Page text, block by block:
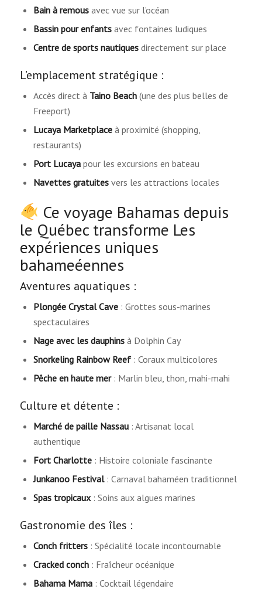
Bain à remousavec vue sur l’océan
Bassin pour enfantsavec fontaines ludiques
Centre de sports nautiquesdirectement sur place
L’emplacement stratégique :
Accès direct à Taino Beach(une des plus belles de
Freeport)
Lucaya Marketplaceà proximité (shopping,
restaurants)
Port Lucayapour les excursions en bateau
Navettes gratuitesvers les attractions locales
Ce voyage Bahamas depuis
le Québec transforme Les
expériences uniques
bahameéennes
Aventures aquatiques :
Plongée Crystal Cave: Grottes sous-marines
spectaculaires
Nage avec les dauphinsà Dolphin Cay
Snorkeling Rainbow Reef: Coraux multicolores
Pêche en haute mer: Marlin bleu, thon, mahi-mahi
Culture et détente :
Marché de paille Nassau: Artisanat local
authentique
Fort Charlotte: Histoire coloniale fascinante
Junkanoo Festival: Carnaval bahaméen traditionnel
Spas tropicaux: Soins aux algues marines
Gastronomie des îles :
Conch fritters: Spécialité locale incontournable
Cracked conch: Fraîcheur océanique
Bahama Mama: Cocktail légendaire